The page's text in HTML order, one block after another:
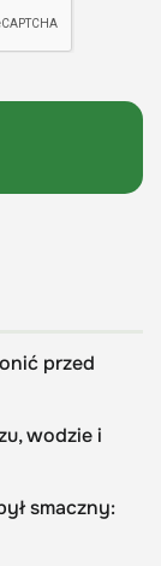
przed
wodzie i
smaczny: